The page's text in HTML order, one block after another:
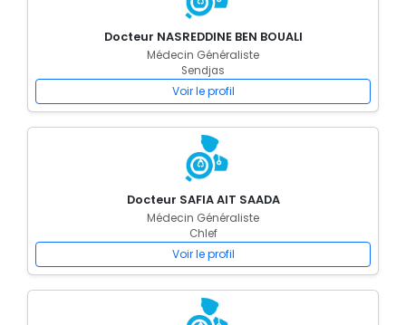
Docteur NASREDDINE BEN BOUALI
Médecin Généraliste
Sendjas
Voir le profil
Docteur SAFIA AIT SAADA
Médecin Généraliste
Chlef
Voir le profil